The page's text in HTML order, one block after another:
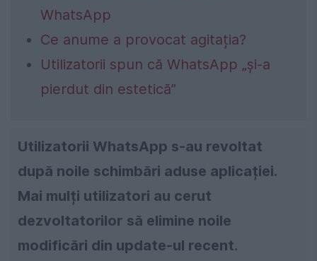
WhatsApp
Ce anume a provocat agitația?
Utilizatorii spun că WhatsApp „și-a
pierdut din estetică”
Utilizatorii WhatsApp s-au revoltat
după noile schimbări aduse aplicației.
Mai mulți utilizatori au cerut
dezvoltatorilor să elimine noile
modificări din update-ul recent.